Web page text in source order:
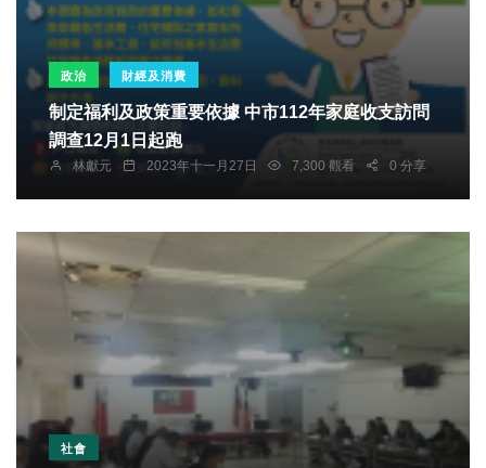
政治 財經及消費
制定福利及政策重要依據 中市112年家庭收支訪問
調查12月1日起跑
林獻元 2023年十一月27日 7,300 觀看 0 分享
社會